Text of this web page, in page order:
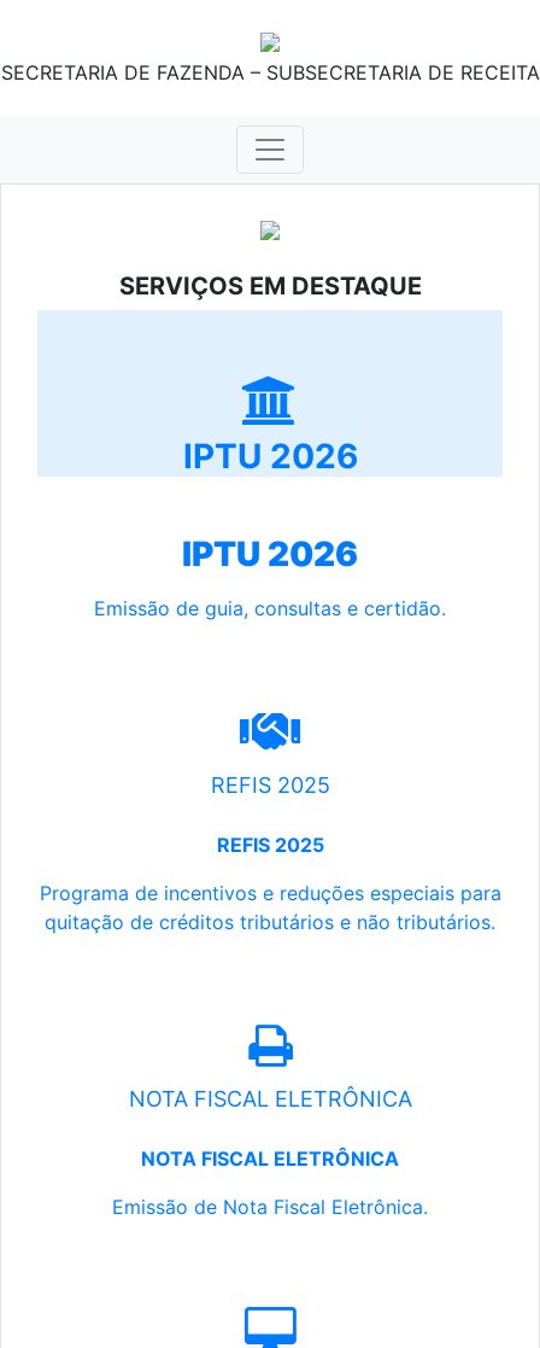
SECRETARIA DE FAZENDA – SUBSECRETARIA DE RECEITA
SERVIÇOS EM DESTAQUE
IPTU 2026
IPTU 2026
Emissão de guia, consultas e certidão.
REFIS 2025
REFIS 2025
Programa de incentivos e reduções especiais para
quitação de créditos tributários e não tributários.
NOTA FISCAL ELETRÔNICA
NOTA FISCAL ELETRÔNICA
Emissão de Nota Fiscal Eletrônica.